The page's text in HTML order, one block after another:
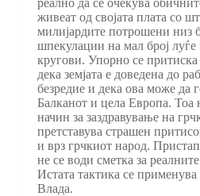
реално да се очекува
живеат од својата плата со
милијардите потрошени низ
шпекулации на мал број
кругови. Упорно се притиска
дека земјата е доведена до
безредие и дека ова може да
Балканот и цела Европа. Тоа
начин за заздравување на
претставува страшен
и врз грчкиот народ.
не се води сметка за
Истата тактика се
Влада.